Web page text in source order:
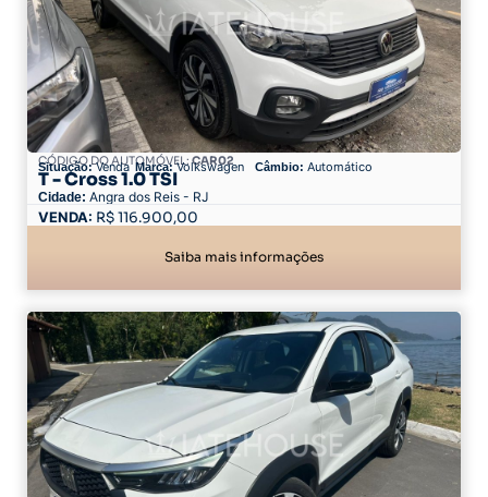
CÓDIGO DO AUTOMÓVEL:CAR02
Situação:Venda Marca:Volkswagen Câmbio: Automático
T - Cross 1.0 TSI
Cidade: Angra dos Reis - RJ
116.900,00
Saiba mais informações